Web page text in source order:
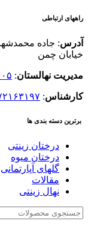
راههای ارتباطی
آدرس
خیابان چمن
مدیریت نهالستان:
کارشناس:
برترین دسته بندی ها
درختان زینتی
درختان میوه
گلهای آپارتمانی
مقالات
نهال زینتی